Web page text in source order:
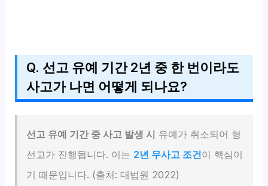
Q. 선고 유예 기간 2년 중 한 번이라도
사고가 나면 어떻게 되나요?
선고 유예 기간 중 사고 발생 시 유예가 취소되어 형
선고가 진행됩니다. 이는 2년 무사고 조건이 핵심이
기 때문입니다. (출처: 대법원 2022)